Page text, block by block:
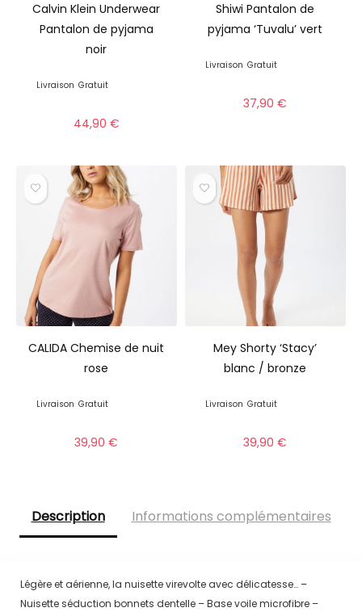
Calvin Klein Underwear
Pantalon de pyjama
noir
Livraison Gratuit
44,90 €
Shiwi Pantalon de
pyjama ‘Tuvalu’ vert
Livraison Gratuit
37,90€
CALIDA Chemise de nuit
rose
Livraison Gratuit
39,90€
Mey Shorty ‘Stacy’
blanc / bronze
Livraison Gratuit
39,90€
Description Informations complémentaires
Légère et aérienne, la nuisette virevolte avec délicatesse… –
Nuisette séduction bonnets dentelle – Base voile microfibre –